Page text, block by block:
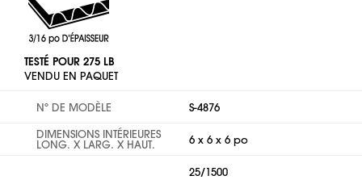
TESTÉ POUR 275 LB
VENDU EN PAQUET
Nº DE MODÈLE
S-4876
DIMENSIONS INTÉRIEURES
LONG. X LARG. X HAUT. 6 x 6 x 6 po
25/1500